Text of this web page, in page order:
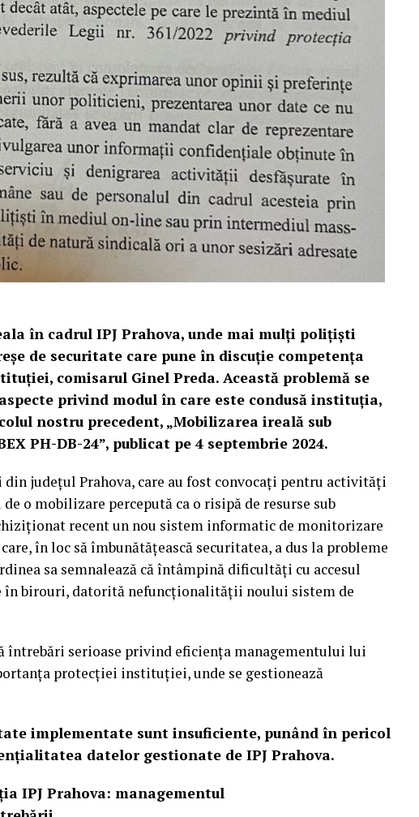
în cadrul IPJ Prahova, unde mai mulți polițiști
de securitate care pune în discuție competența
comisarul Ginel Preda. Această problemă se
privind modul în care este condusă instituția,
nostru precedent, „Mobilizarea ireală sub
PH-DB-24”, publicat pe 4 septembrie 2024.
județul Prahova, care au fost convocați pentru activități
o mobilizare percepută ca o risipă de resurse sub
recent un nou sistem informatic de monitorizare
în loc să îmbunătățească securitatea, a dus la probleme
sa semnalează că întâmpină dificultăți cu accesul
în birouri, datorită nefuncționalității noului sistem de
întrebări serioase privind eficiența managementului lui
protecției instituției, unde se gestionează
implementate sunt insuficiente, punând în pericol
datelor gestionate de IPJ Prahova.
IPJ Prahova: managementul